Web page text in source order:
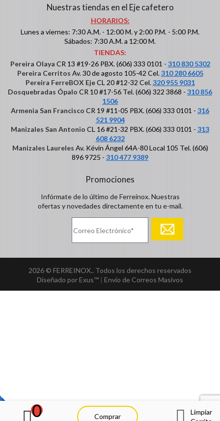
0 Comprar
Limpiar
Nuestras tiendas en el Eje cafetero
HORARIOS:
Lunes a viernes: 7:30 A.M. - 12:00 M. y 2:00 P.M. - 5:00 P.M.
Sábados: 7:30 A.M. a 12:00 M.
TIENDAS:
Pereira Olaya CR 13 #19-26 PBX. (606) 333 0101 - 310 830 5302
Pereira Cerritos Av. 30 de agosto 105-42 Cel.310 280 6605
Pereira FerreBOX EjeCL 20 #12-32 Cel.320 955 9031
Dosquebradas Ópalo CR 10 #17-56 Tel. (606) 322 3868 - 310 856
1506
Armenia San Francisco CR 19 #11-05 PBX. (606) 333 0101 - 316
521 9904
Manizales San Antonio CL 16 #21-32 PBX. (606) 333 0101 - 313
608 6232
Manizales Laureles Av. Kévin Ángel 64A-80 Local 105 Tel. (606)
896 9725 - 310 477 9389
Promociones
Infórmate de lo último de Ferreinox. Nuestras
ofertas y novedades directamente en tu e-mail.
2026 © FERREINOX.. Todos los derechos reservados
Diseñado por Exus™ | Envío de Correos Masivos